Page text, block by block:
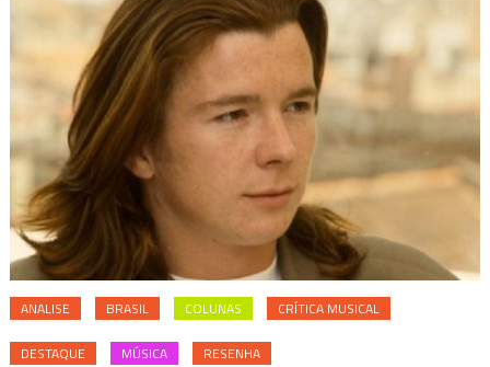
ANALISE BRASIL COLUNAS CRÍTICA MUSICAL
DESTAQUE MÚSICA RESENHA